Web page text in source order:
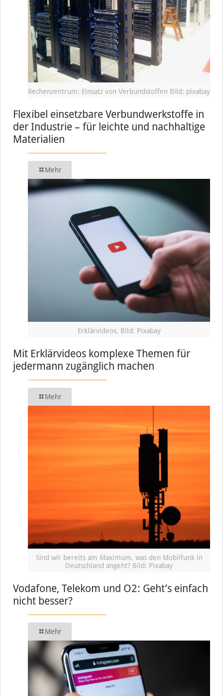
Rechenzentrum: Einsatz von Verbundstoffen Bild: pixabay
Flexibel einsetzbare Verbundwerkstoffe in
der Industrie – für leichte und nachhaltige
Materialien
Mehr
Erklärvideos, Bild: Pixabay
Mit Erklärvideos komplexe Themen für
jedermann zugänglich machen
Mehr
Sind wir bereits am Maximum, was den Mobilfunk in
Deutschland angeht? Bild: Pixabay
Vodafone, Telekom und O2: Geht’s einfach
nicht besser?
Mehr